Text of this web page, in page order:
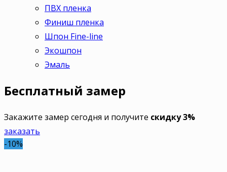
ПВХ пленка
Финиш пленка
Шпон Fine-line
Экошпон
Эмаль
Бесплатный замер
Закажите замер сегодня и получите скидку 3%
заказать
-10%